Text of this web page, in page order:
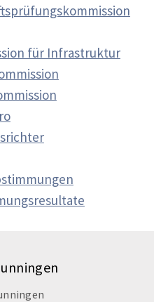
für Infrastruktur